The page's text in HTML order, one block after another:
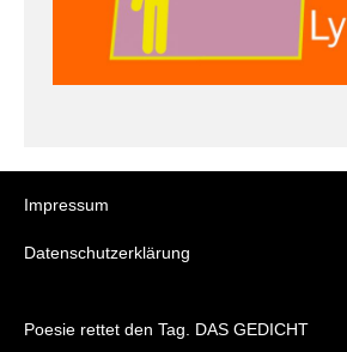
Impressum
Datenschutzerklärung
Poesie rettet den Tag. DAS GEDICHT